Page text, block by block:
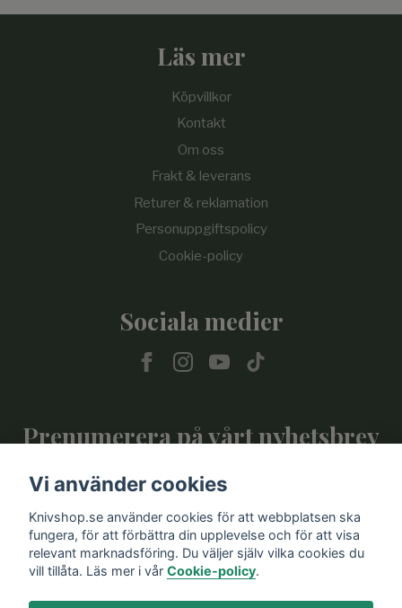
Läs mer
Köpvillkor
Kontakt
Om oss
Frakt & leverans
Returer & reklamation
Personuppgiftspolicy
Cookie-policy
Sociala medier
Prenumerera på vårt nyhetsbrev
Vi använder cookies
Knivshop.se använder cookies för att webbplatsen ska
fungera, för att förbättra din upplevelse och för att visa
relevant marknadsföring. Du väljer själv vilka cookies du
vill tillåta. Läs mer i vår Cookie-policy.